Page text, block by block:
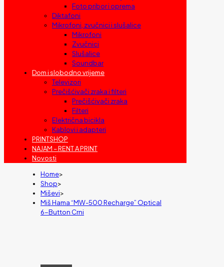
Foto pribor i oprema
Diktafoni
Mikrofoni, zvučnici i slušalice
Mikrofoni
Zvučnici
Slušalice
Soundbar
Dom i slobodno vrijeme
Televizori
Prečišćivači zraka i filteri
Prečišćivači zraka
Filteri
Električna bicikla
Kablovi i adapteri
PRINTSHOP
NAJAM – RENT A PRINT
Novosti
Home>
Shop>
Miševi>
Miš Hama “MW-500 Recharge” Optical
6-Button Crni